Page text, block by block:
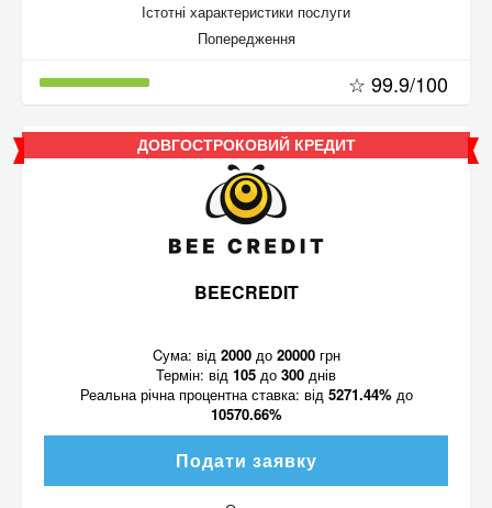
Істотні характеристики послуги
Попередження
☆ 99.9/100
ДОВГОСТРОКОВИЙ КРЕДИТ
BEECREDIT
Cума: від 2000до 20000грн
Термін: від 105 до 300 днів
Реальна річна процентна ставка: від 5271.44%до
10570.66%
Подати заявку